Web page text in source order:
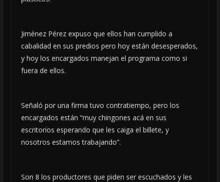
Jiménez Pérez expuso que ellos han cumplido a
cabalidad en sus predios pero hoy están desesperados,
y hoy los encargados manejan el programa como si
fuera de ellos.
Señaló por una firma tuvo contratiempo, pero los
encargados están “muy chingones acá en sus
escritorios esperando que les caiga el billete, y
nosotros estamos trabajando”.
Son 8 los productores que piden ser escuchados y les